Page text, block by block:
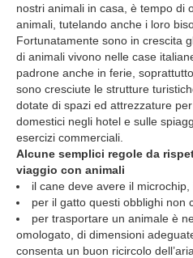
nostri animali in casa, è tempo di
animali, tutelando anche i loro
Fortunatamente sono in crescita
di animali vivono nelle case
padrone anche in ferie,
sono cresciute le strutture
dotate di spazi ed attrezzature
domestici negli hotel e sulle
esercizi commerciali.
Alcune semplici regole da
viaggio con animali
il cane deve avere il
per il gatto questi obblighi non
per trasportare un animale è
omologato, di dimensioni
consenta un buon ricircolo